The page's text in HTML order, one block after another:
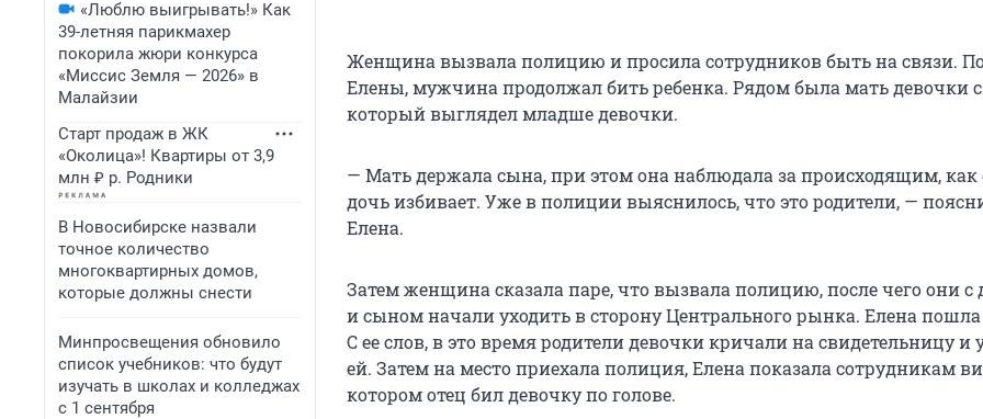
«Люблю выигрывать!» Как
39-летняя парикмахер
покорила жюри конкурса
«Миссис Земля — 2026» в
Малайзии
Старт продаж в ЖК
«Околица»! Квартиры от 3,9
млн ₽ р. Родники
В Новосибирске назвали
точное количество
многоквартирных домов,
которые должны снести
Минпросвещения обновило
список учебников: что будут
изучать в школах и колледжах
с 1 сентября
Женщина вызвала полицию и просила сотрудников быть на связи.
Елены, мужчина продолжал бить ребенка. Рядом была мать девочки
который выглядел младше девочки.
— Мать держала сына, при этом она наблюдала за происходящим, как
дочь избивает. Уже в полиции выяснилось, что это родители, —
Елена.
Затем женщина сказала паре, что вызвала полицию, после чего они с
и сыном начали уходить в сторону Центрального рынка. Елена
С ее слов, в это время родители девочки кричали на свидетельницу и
ей. Затем на место приехала полиция, Елена показала сотрудникам
котором отец бил девочку по голове.